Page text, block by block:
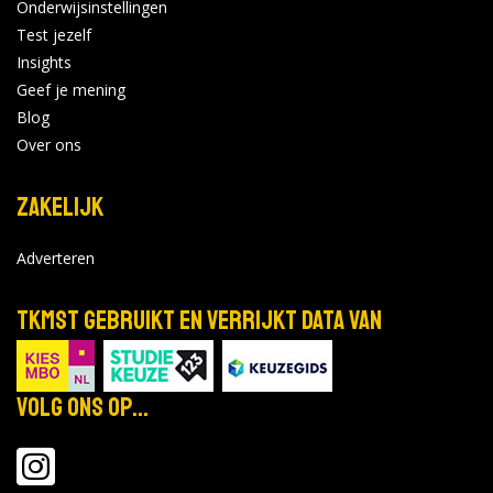
0 opleidingen
Grafisch Lyceum Utrecht
0 opleidingen
Gelders
0 opleidingen|0 open dagen
Onderwijsinstellingen
Test jezelf
Insights
Geef je mening
Blog
Over ons
Zakelijk
Adverteren
TKMST gebruikt en verrijkt data van
Volg ons op...